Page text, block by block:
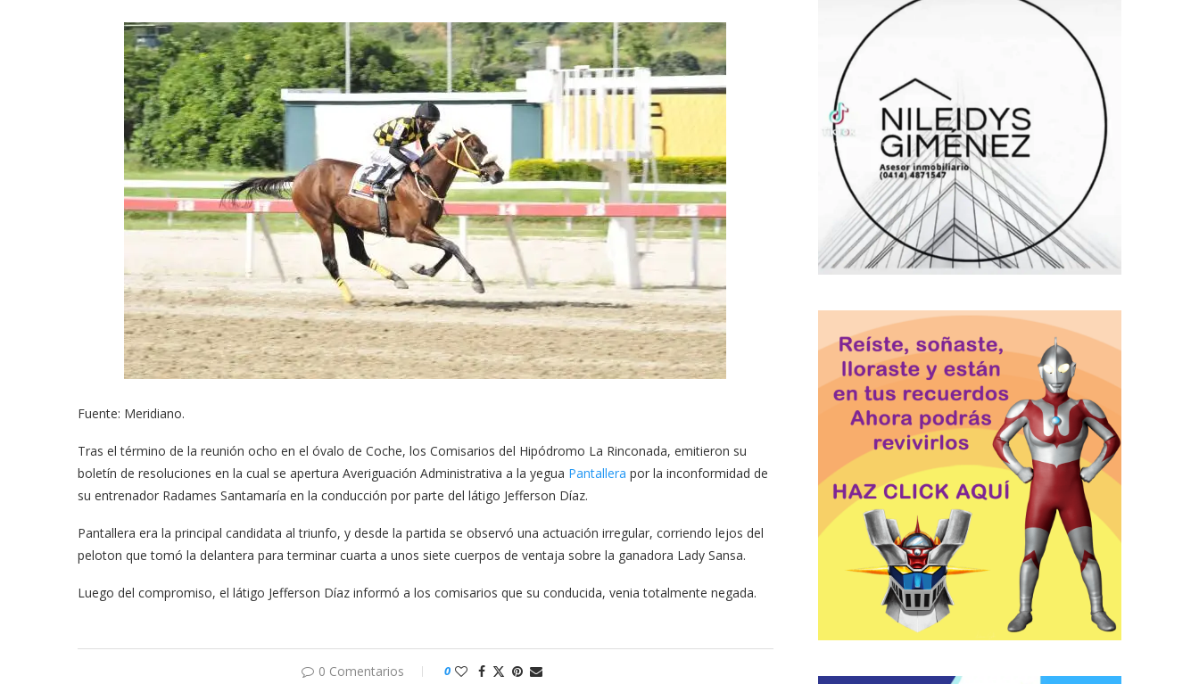
Fuente: Meridiano.
Tras el término de la reunión ocho en el óvalo de Coche, los Comisarios del Hipódromo La Rinconada, emitieron su
boletín de resoluciones en la cual se apertura Averiguación Administrativa a la yegua Pantallera por la inconformidad de
su entrenador Radames Santamaría en la conducción por parte del látigo Jefferson Díaz.
Pantallera era la principal candidata al triunfo, y desde la partida se observó una actuación irregular, corriendo lejos del
peloton que tomó la delantera para terminar cuarta a unos siete cuerpos de ventaja sobre la ganadora Lady Sansa.
Luego del compromiso, el látigo Jefferson Díaz informó a los comisarios que su conducida, venia totalmente negada.
0 Comentarios 0